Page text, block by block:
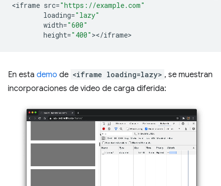
<iframe src="https://example.com"
loading="lazy"
width="600"
height="400" ></iframe
En esta demo de <iframe loading=lazy> , se muestran
incorporaciones de video de carga diferida: